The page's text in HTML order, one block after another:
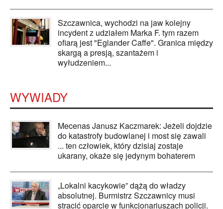
Szczawnica, wychodzi na jaw kolejny
incydent z udziałem Marka F. tym razem
ofiarą jest "Eglander Caffe". Granica między
skargą a presją, szantażem i
wyłudzeniem...
WYWIADY
Mecenas Janusz Kaczmarek: Jeżeli dojdzie
do katastrofy budowlanej i most się zawali
... ten człowiek, który dzisiaj zostaje
ukarany, okaże się jedynym bohaterem
„Lokalni kacykowie” dążą do władzy
absolutnej. Burmistrz Szczawnicy musi
stracić oparcie w funkcjonariuszach policji.